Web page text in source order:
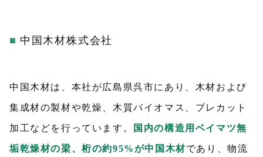
中国木材株式会社
中国木材は、本社が広島県呉市にあり、木材および
集成材の製材や乾燥、木質バイオマス、プレカット
加工などを行っています。 国内の構造用ベイマツ無
垢乾燥材の梁、桁の約95%が中国木材であり、物流